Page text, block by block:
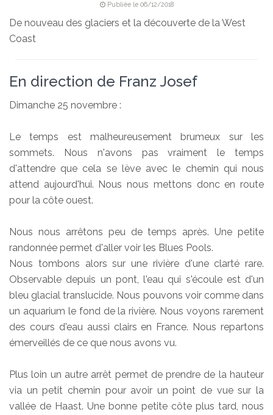
Publiée le 06/12/2018
De nouveau des glaciers et la découverte de la West
Coast
En direction de Franz Josef
Dimanche 25 novembre :
Le temps est malheureusement brumeux sur les
sommets. Nous n'avons pas vraiment le temps
d'attendre que cela se lève avec le chemin qui nous
attend aujourd'hui. Nous nous mettons donc en route
pour la côte ouest.
Nous nous arrêtons peu de temps après. Une petite
randonnée permet d'aller voir les Blues Pools.
Nous tombons alors sur une rivière d'une clarté rare.
Observable depuis un pont, l'eau qui s'écoule est d'un
bleu glacial translucide. Nous pouvons voir comme dans
un aquarium le fond de la rivière. Nous voyons rarement
des cours d'eau aussi clairs en France. Nous repartons
émerveillés de ce que nous avons vu.
Plus loin un autre arrêt permet de prendre de la hauteur
via un petit chemin pour avoir un point de vue sur la
vallée de Haast. Une bonne petite côte plus tard, nous